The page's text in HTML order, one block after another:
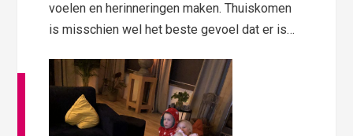
voelen en herinneringen maken. Thuiskomen
is misschien wel het beste gevoel dat er is…